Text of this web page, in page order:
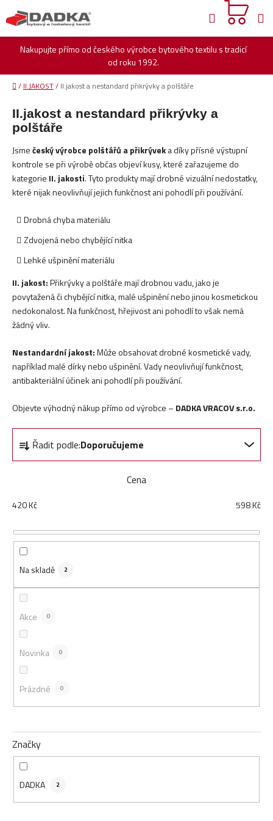
na
obsah
Nakupujte přímo od českého výrobce bytového textilu s tradicí
od roku 1992.
Hledat
Domů
/ II.JAKOST/ II.jakost a nestandard přikrývky a polštáře
II.jakost a nestandard přikrývky a
polštáře
Jsmečeský výrobce polštářů a přikrýveka díky přísné výstupní
kontrole se při výrobě občas objeví kusy, které zařazujeme do
kategorie II. jakosti. Tyto produkty mají drobné vizuální nedostatky,
které nijak neovlivňují jejich funkčnost ani pohodlí při používání.
Drobná chyba materiálu
Zdvojená nebo chybějící nitka
Lehké ušpinění materiálu
II. jakost:Přikrývky a polštáře mají drobnou vadu, jako je
povytažená či chybějící nitka, malé ušpinění nebo jinou kosmetickou
nedokonalost. Na funkčnost, hřejivost ani pohodlí to však nemá
žádný vliv.
Nestandardní jakost:Může obsahovat drobné kosmetické vady,
například malé dírky nebo ušpinění. Vady neovlivňují funkčnost,
antibakteriální účinek ani pohodlí při používání.
Objevte výhodný nákup přímo od výrobce – DADKA VRACOV s.r.o.
z
í
r
Řadit podle:Doporučujeme
Cena
420Kč 598Kč
Na skladě 2
Akce 0
Novinka 0
Prázdné 0
Značky
DADKA 2